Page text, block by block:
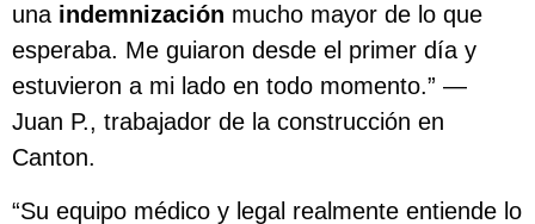
una indemnización mucho mayor de lo que
esperaba. Me guiaron desde el primer día y
estuvieron a mi lado en todo momento.” —
Juan P., trabajador de la construcción en
Canton.
“Su equipo médico y legal realmente entiende lo